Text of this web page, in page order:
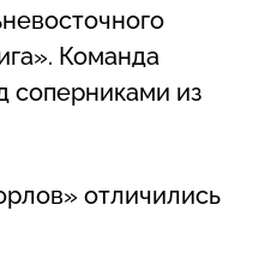
Команда
соперниками из
отличились